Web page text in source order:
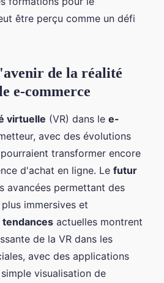
être perçu comme un défi
de la réalité
e-commerce
virtuelle (VR) dans le e-
avec des évolutions
transformer encore
d'achat en ligne. Le futur
avancées permettant des
immersives et
tendances actuelles montrent
de la VR dans les
avec des applications
visualisation de